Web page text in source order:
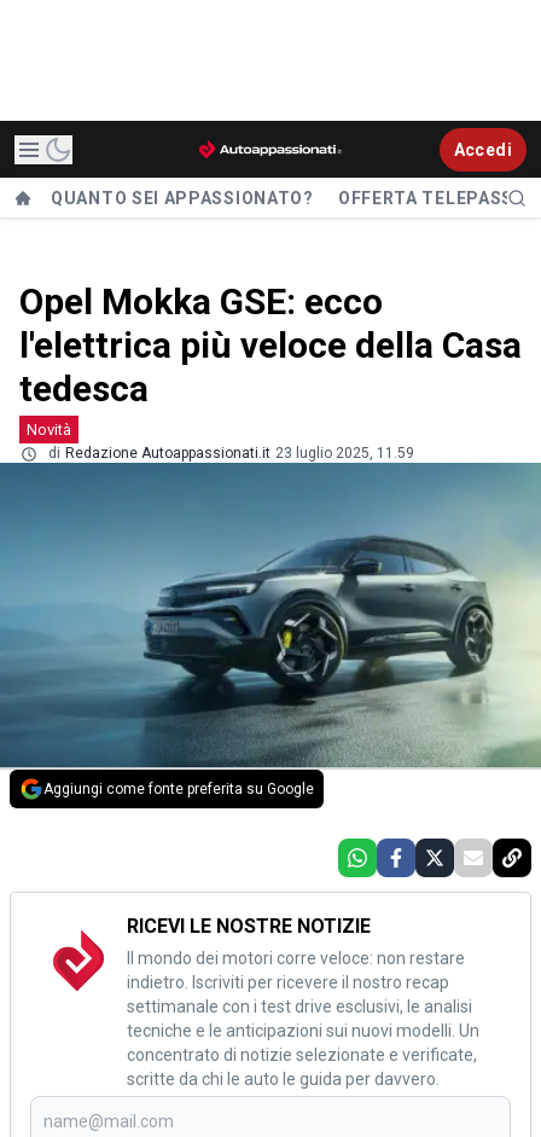
Accedi
QUANTO SEI APPASSIONATO? OFFERTA TELEPASS
Opel Mokka GSE: ecco
l'elettrica più veloce della Casa
tedesca
Novità
di Redazione Autoappassionati.it 23 luglio 2025, 11.59
Aggiungi come fonte preferita su Google
RICEVI LE NOSTRE NOTIZIE
Il mondo dei motori corre veloce: non restare
indietro. Iscriviti per ricevere il nostro recap
settimanale con i test drive esclusivi, le analisi
tecniche e le anticipazioni sui nuovi modelli. Un
concentrato di notizie selezionate e verificate,
scritte da chi le auto le guida per davvero.